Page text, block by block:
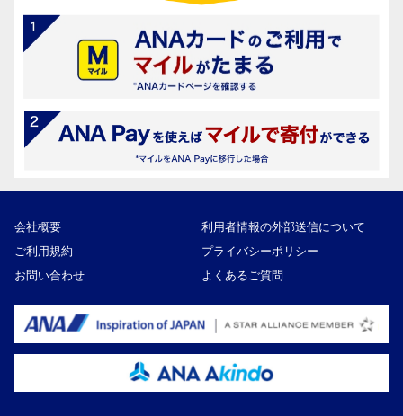
会社概要
利用者情報の外部送信について
ご利用規約
プライバシーポリシー
お問い合わせ
よくあるご質問